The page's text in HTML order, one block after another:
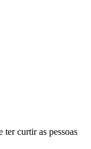
curtir as pessoas